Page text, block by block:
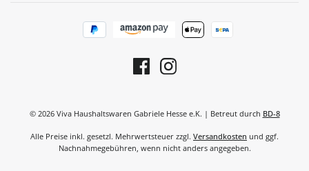
© 2026 Viva Haushaltswaren Gabriele Hesse e.K. | Betreut durch BD-8
Alle Preise inkl. gesetzl. Mehrwertsteuer zzgl. Versandkosten und ggf.
Nachnahmegebühren, wenn nicht anders angegeben.